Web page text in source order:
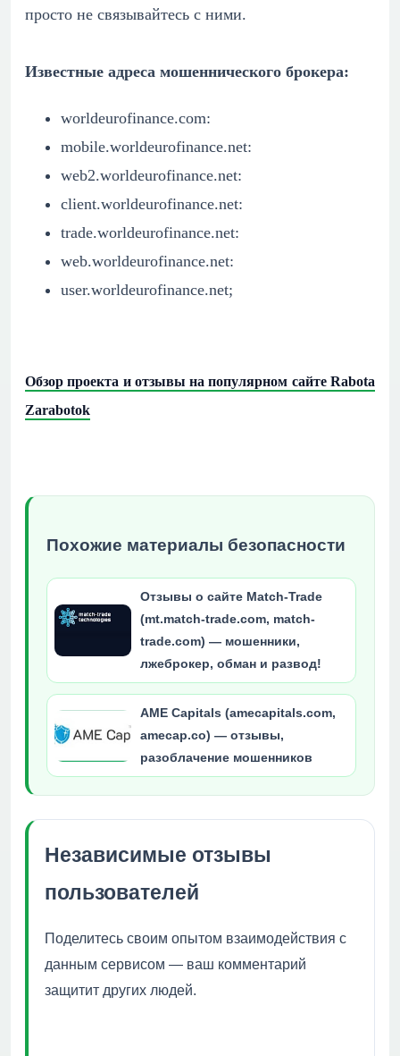
просто не связывайтесь с ними.
Известные адреса мошеннического брокера:
worldeurofinance.com:
mobile.worldeurofinance.net:
web2.worldeurofinance.net:
client.worldeurofinance.net:
trade.worldeurofinance.net:
web.worldeurofinance.net:
user.worldeurofinance.net;
Обзор проекта и отзывы на популярном сайте Rabota
Zarabotok
Похожие материалы безопасности
Отзывы о сайте Match-Trade
(mt.match-trade.com, match-
trade.com) — мошенники,
лжеброкер, обман и развод!
AME Capitals (amecapitals.com,
amecap.co) — отзывы,
разоблачение мошенников
Независимые отзывы
пользователей
Поделитесь своим опытом взаимодействия с
данным сервисом — ваш комментарий
защитит других людей.